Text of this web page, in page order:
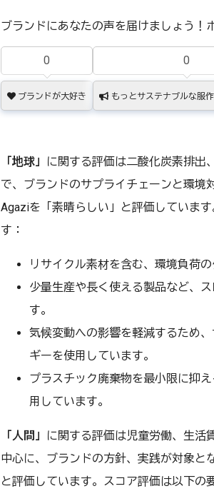
ブランドにあなたの声を届けましょう！
0
ブランドが大好き
0
もっとサステナブルな服
「地球」
に関する評価は二酸化炭素排出
で、ブランドのサプライチェーンと環境
Agaziを「素晴らしい」と評価していま
す：
リサイクル素材を含む、環境負荷
少量生産や長く使える製品など、
す。
気候変動への影響を軽減するため
ギーを使用しています。
プラスチック廃棄物を最小限に抑
用しています。
「人間」
に関する評価は児童労働、生活
中心に、ブランドの方針、実践が対象と
と評価しています。スコア評価は以下の